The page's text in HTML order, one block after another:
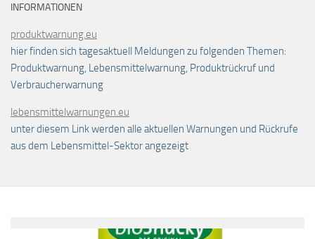
INFORMATIONEN
produktwarnung.eu
hier finden sich tagesaktuell Meldungen zu folgenden Themen:
Produktwarnung, Lebensmittelwarnung, Produktrückruf und
Verbraucherwarnung
lebensmittelwarnungen.eu
unter diesem Link werden alle aktuellen Warnungen und Rückrufe
aus dem Lebensmittel-Sektor angezeigt